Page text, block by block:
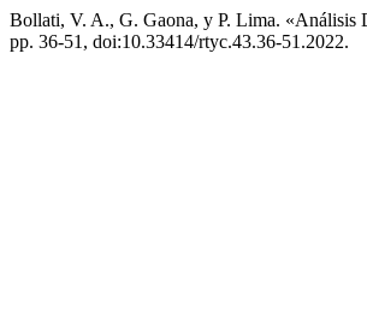
Bollati, V. A., G. Gaona, y P. Lima.
pp. 36-51, doi:10.33414/rtyc.43.36-51.2022.